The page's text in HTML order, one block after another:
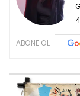
ABONE OL